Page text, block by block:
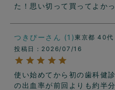
た！思い切って買ってよかっ
つきぴー 1 東京都 40代
投稿日
2026/07/16
使い始めてから初の歯科健
の出血率が前回よりも約半